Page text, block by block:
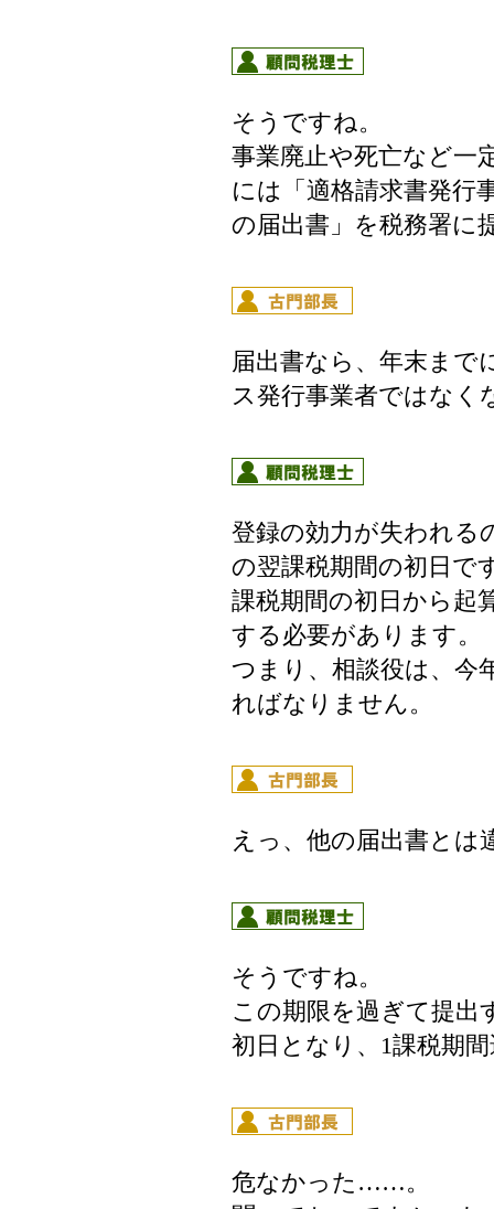
そうですね。
事業廃止や死亡など一
には「適格請求書発行
の届出書」を税務署に
届出書なら、年末まで
ス発行事業者ではなく
登録の効力が失われる
の翌課税期間の初日で
課税期間の初日から起
する必要があります。
つまり、相談役は、今
ればなりません。
えっ、他の届出書とは
そうですね。
この期限を過ぎて提出
初日となり、1課税期
危なかった……。